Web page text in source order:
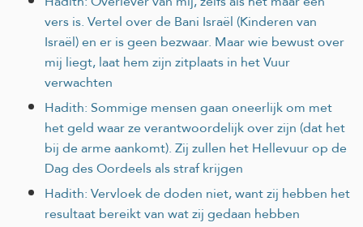
vers is. Vertel over de Bani Israël (Kinderen van
Israël) en er is geen bezwaar. Maar wie bewust over
mij liegt, laat hem zijn zitplaats in het Vuur
verwachten
Hadith: Sommige mensen gaan oneerlijk om met
het geld waar ze verantwoordelijk over zijn (dat het
bij de arme aankomt). Zij zullen het Hellevuur op de
Dag des Oordeels als straf krijgen
Hadith: Vervloek de doden niet, want zij hebben het
resultaat bereikt van wat zij gedaan hebben